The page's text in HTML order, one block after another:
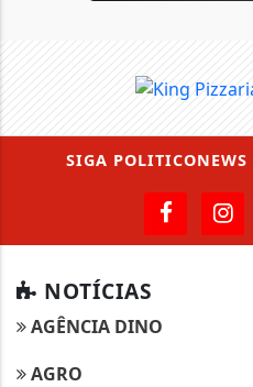
SIGA POLITICONEWS
NOTÍCIAS
AGÊNCIA DINO
AGRO